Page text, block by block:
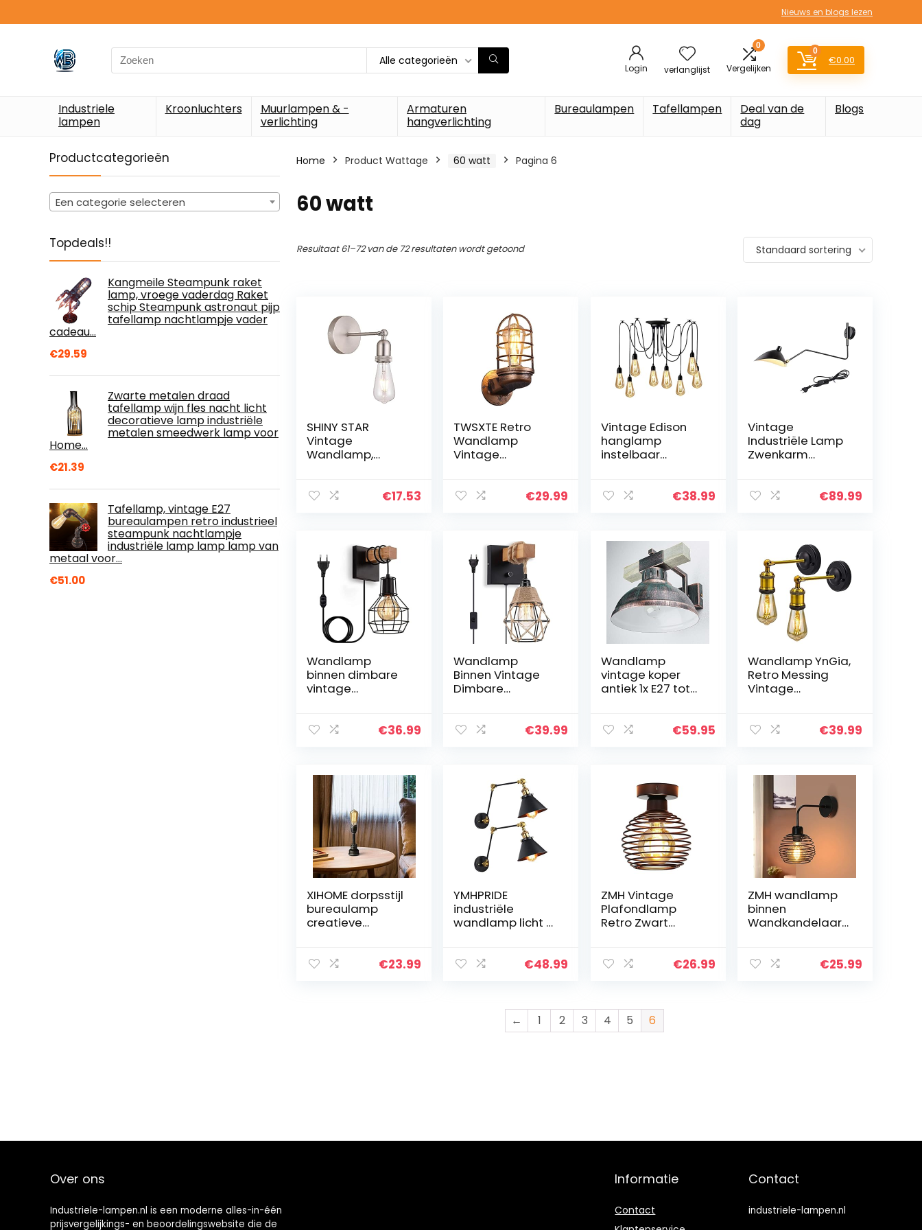
Nieuws en blogs lezen
Search
for:
Alle categorieën
Login verlanglijst
0
Vergelijken
0
€0.00
Industriele
lampen
Kroonluchters
Muurlampen & -
verlichting
Armaturen
hangverlichting
Bureaulampen Tafellampen
Deal van de
dag
Blogs
Productcategorieën
Een categorie selecteren
Topdeals!!
Kangmeile Steampunk raket
lamp, vroege vaderdag Raket
schip Steampunk astronaut pijp
tafellamp nachtlampje vader
cadeau…
€29.59
Zwarte metalen draad
tafellamp wijn fles nacht licht
decoratieve lamp industriële
metalen smeedwerk lamp voor
Home…
€21.39
Tafellamp, vintage E27
bureaulampen retro industrieel
steampunk nachtlampje
industriële lamp lamp lamp van
metaal voor…
€51.00
Home Product Wattage ‎60 watt Pagina 6
‎60 watt
Resultaat 61–72 van de 72 resultaten wordt getoond Standaard sortering
SHINY STAR
Vintage
Wandlamp,
Verstelbare
Verlichting…
€17.53
TWSXTE Retro
Wandlamp
Vintage
Rustieke
Wandlamp Indoor
Thuis Retro…
€29.99
Vintage Edison
hanglamp
instelbaar
lampen zwart
lamphouders)
€38.99
Vintage
Industriële Lamp
Zwenkarm
Lange Arm
Lampenkap
Zwarte…
€89.99
Wandlamp
binnen dimbare
vintage
lamp E27 van
en stekker…
€36.99
Wandlamp
Binnen Vintage
Dimbare
Lamp Gemaakt
€39.99
Wandlamp
vintage koper
antiek 1x E27 tot
wandlamp
€59.95
Wandlamp YnGia,
Retro Messing
Vintage
Set van 2 Metalen
Arm…
€39.99
XIHOME dorpsstijl
bureaulamp
creatieve
tafel
€23.99
YMHPRIDE
industriële
wandlamp licht 2
arm wandlamp
€48.99
ZMH Vintage
Plafondlamp
Retro Zwart
60 watt, 1-lamps
Ø160mm…
€26.99
ZMH wandlamp
binnen
Wandkandelaar
slaapkamer
€25.99
← 1 2 3 4 5 6
Over ons
Industriele-lampen.nl is een moderne alles-in-één
prijsvergelijkings- en beoordelingswebsite die de
Informatie
Contact
Contact
industriele-lampen.nl